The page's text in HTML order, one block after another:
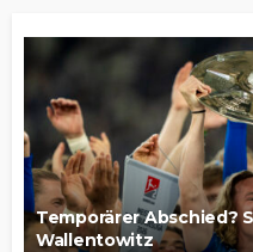
Temporärer Abschied?
Wallentowitz